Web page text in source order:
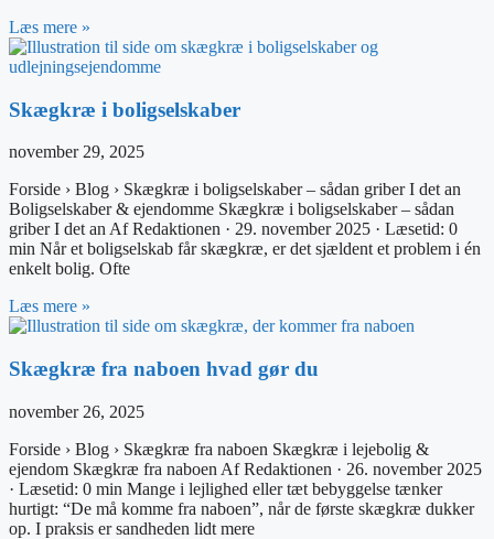
Læs mere »
Skægkræ i boligselskaber
november 29, 2025
Forside › Blog › Skægkræ i boligselskaber – sådan griber I det an
Boligselskaber & ejendomme Skægkræ i boligselskaber – sådan
griber I det an Af Redaktionen · 29. november 2025 · Læsetid: 0
min Når et boligselskab får skægkræ, er det sjældent et problem i én
enkelt bolig. Ofte
Læs mere »
Skægkræ fra naboen hvad gør du
november 26, 2025
Forside › Blog › Skægkræ fra naboen Skægkræ i lejebolig &
ejendom Skægkræ fra naboen Af Redaktionen · 26. november 2025
· Læsetid: 0 min Mange i lejlighed eller tæt bebyggelse tænker
hurtigt: “De må komme fra naboen”, når de første skægkræ dukker
op. I praksis er sandheden lidt mere